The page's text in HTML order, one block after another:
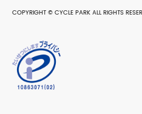
COPYRIGHT © CYCLE PARK ALL RIGHTS